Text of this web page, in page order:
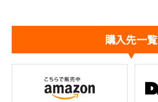
購入先一覧